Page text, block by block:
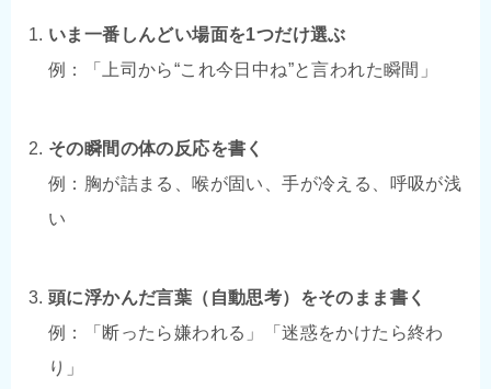
いま一番しんどい場面を1つだけ選ぶ
例：「上司から“これ今日中ね”と言われた瞬間」
その瞬間の体の反応を書く
例：胸が詰まる、喉が固い、手が冷える、呼吸が浅
い
頭に浮かんだ言葉（自動思考）をそのまま書く
例：「断ったら嫌われる」「迷惑をかけたら終わ
り」